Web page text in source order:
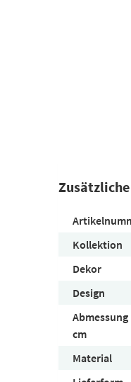
Kollektion
Dekor
Design
Abmessung
cm
Material